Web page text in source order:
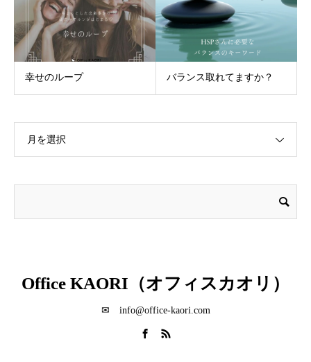
幸せのループ バランス取れてますか？
月を選択
Office KAORI（オフィスカオリ）
✉ info@office-kaori.com